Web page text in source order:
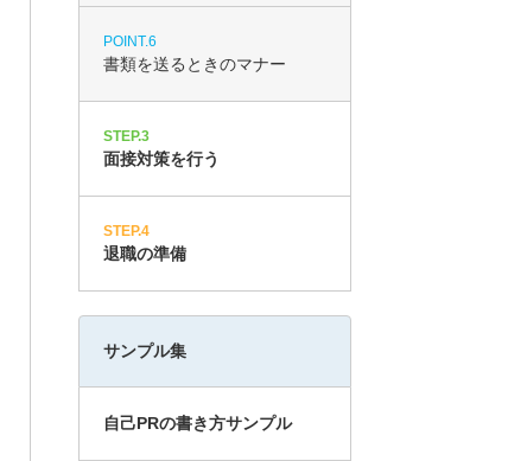
POINT.6
書類を送るときのマナー
STEP.3
面接対策を行う
STEP.4
退職の準備
サンプル集
自己PRの書き方サンプル